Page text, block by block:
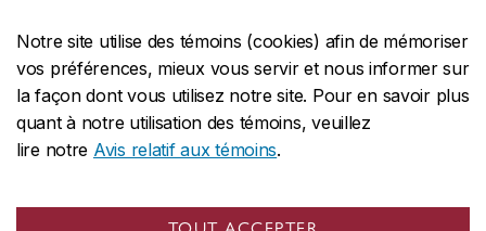
Notre site utilise des témoins (cookies) afin de mémoriser
vos préférences, mieux vous servir et nous informer sur
la façon dont vous utilisez notre site. Pour en savoir plus
quant à notre utilisation des témoins, veuillez
lire notre Avis relatif aux témoins.
Candidatures de l’étranger : La
demande doit être déposée
tard le 1
févrierpour permettre le
traitement des documents
fortement recommandé de